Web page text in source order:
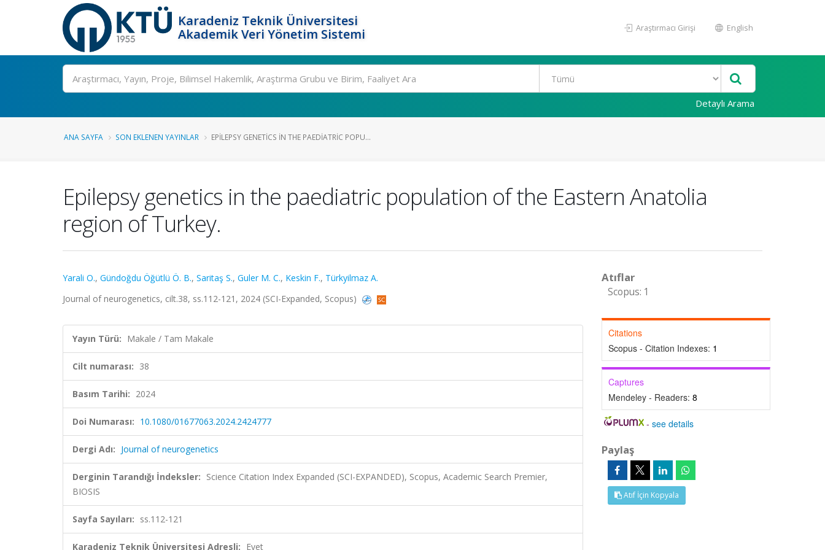
Karadeniz Teknik Üniversitesi
Akademik Veri Yönetim Sistemi
Araştırmacı Girişi English
Ara
Detaylı Arama
ANA SAYFA SON EKLENEN YAYINLAR EPILEPSY GENETICS IN THE PAEDIATRIC POPU...
Epilepsy genetics in the paediatric population of the Eastern Anatolia
region of Turkey.
Yarali O., Gündoğdu Öğütlü Ö. B., Saritaş S., Guler M. C., Keskin F., Türkyilmaz A.
Journal of neurogenetics, cilt.38, ss.112-121, 2024 (SCI-Expanded, Scopus)
Yayın Türü: Makale / Tam Makale
Cilt numarası: 38
Basım Tarihi: 2024
Doi Numarası: 10.1080/01677063.2024.2424777
Dergi Adı: Journal of neurogenetics
Derginin Tarandığı İndeksler: Science Citation Index Expanded (SCI-EXPANDED), Scopus, Academic Search Premier,
BIOSIS
Sayfa Sayıları: ss.112-121
Karadeniz Teknik Üniversitesi Adresli: Evet
Atıflar
Scopus: 1
Citations
Scopus - Citation Indexes: 1
Captures
Mendeley - Readers: 8
-see details
Paylaş
Atıf İçin Kopyala